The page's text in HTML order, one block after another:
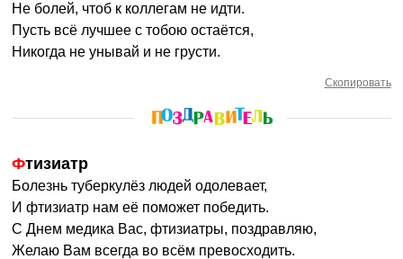
Не болей, чтоб к коллегам не идти.
Пусть всё лучшее с тобою остаётся,
Никогда не унывай и не грусти.
Скопировать
Фтизиатр
Болезнь туберкулёз людей одолевает,
И фтизиатр нам её поможет победить.
С Днем медика Вас, фтизиатры, поздравляю,
Желаю Вам всегда во всём превосходить.